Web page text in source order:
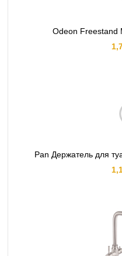
Odeon Freestand
Pan Держатель для